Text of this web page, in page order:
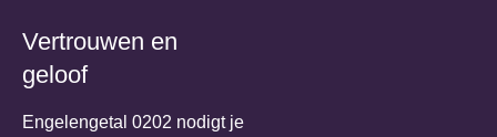
Vertrouwen en
geloof
Engelengetal 0202 nodigt je